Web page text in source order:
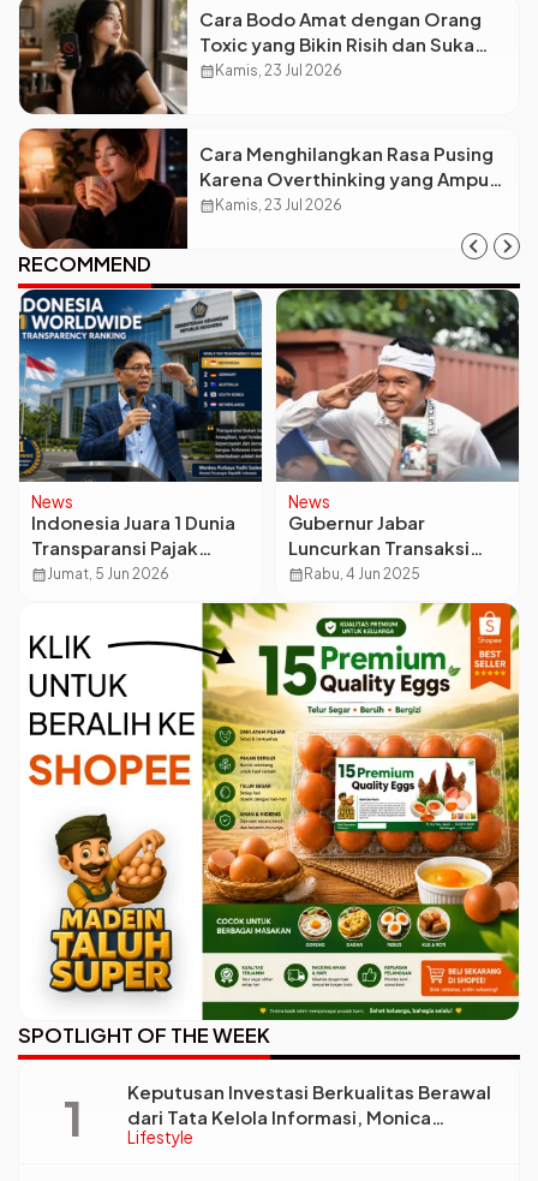
Cara Bodo Amat dengan Orang
Toxic yang Bikin Risih dan Suka
Nyariin
calendar_month Kamis, 23 Jul 2026
Cara Menghilangkan Rasa Pusing
Karena Overthinking yang Ampuh
dan Bikin Mindful
calendar_month Kamis, 23 Jul 2026
RECOMMEND
News
Indonesia Juara 1 Dunia
Transparansi Pajak
2026, Kalahkan Jerman
calendar_monthJumat, 5 Jun 2026
News
Gubernur Jabar
Luncurkan Transaksi
Nontunai untuk
Pengelolaan Keuangan
Desa
calendar_month Rabu, 4 Jun 2025
SPOTLIGHT OF THE WEEK
Lifestyle
Keputusan Investasi Berkualitas Berawal
dari Tata Kelola Informasi, Monica
Triyadi: Bukan Sekadar Analisis